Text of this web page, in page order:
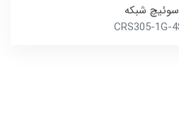
سوئیچ شبکه